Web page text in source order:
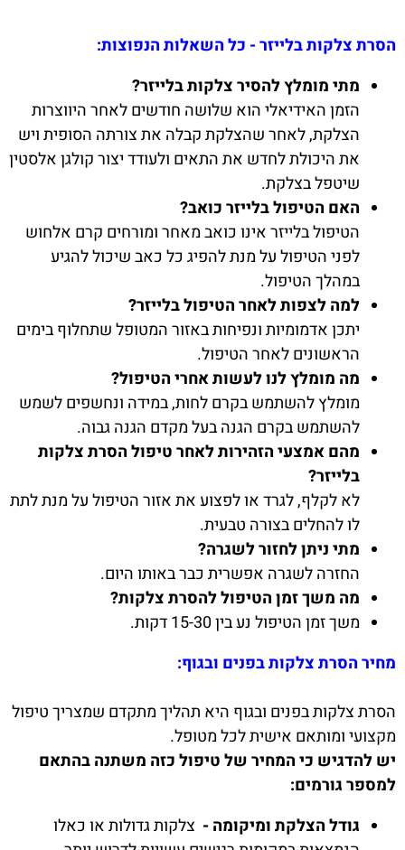
הסרת צלקות בלייזר - כל השאלות הנפוצות:
מתי מומלץ להסיר צלקות בלייזר?
הזמן האידיאלי הוא שלושה חודשים לאחר היווצרות
הצלקת, לאחר שהצלקת קבלה את צורתה הסופית ויש
את היכולת לחדש את התאים ולעודד יצור קולגן אלסטין
שיטפל בצלקת.
האם הטיפול בלייזר כואב?
הטיפול בלייזר אינו כואב מאחר ומורחים קרם אלחוש
לפני הטיפול על מנת להפיג כל כאב שיכול להגיע
במהלך הטיפול.
למה לצפות לאחר הטיפול בלייזר?
יתכן אדמומיות ונפיחות באזור המטופל שתחלוף בימים
הראשונים לאחר הטיפול.
מה מומלץ לנו לעשות אחרי הטיפול?
מומלץ להשתמש בקרם לחות, במידה ונחשפים לשמש
להשתמש בקרם הגנה בעל מקדם הגנה גבוה.
מהם אמצעי הזהירות לאחר טיפול הסרת צלקות
בלייזר?
לא לקלף, לגרד או לפצוע את אזור הטיפול על מנת לתת
לו להחלים בצורה טבעית.
מתי ניתן לחזור לשגרה?
החזרה לשגרה אפשרית כבר באותו היום.
מה משך זמן הטיפול להסרת צלקות?
משך זמן הטיפול נע בין 15-30 דקות.
מחיר הסרת צלקות בפנים ובגוף:
הסרת צלקות בפנים ובגוף היא תהליך מתקדם שמצריך טיפול
מקצועי ומותאם אישית לכל מטופל.
יש להדגיש כי המחיר של טיפול כזה משתנה בהתאם
למספר גורמים:
גודל הצלקת ומיקומה - צלקות גדולות או כאלו